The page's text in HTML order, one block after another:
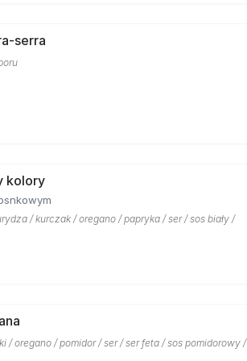
serra
kolory
/ kurczak / oregano / papryka / ser / sos biały /
/ oregano / pomidor / ser / ser feta / sos pomidorowy /